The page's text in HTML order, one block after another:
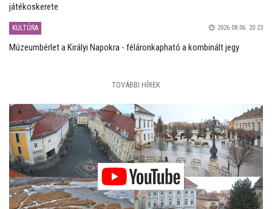
játékoskerete
KULTÚRA 2026.08.06. 20:23
Múzeumbérlet a Királyi Napokra - féláronkapható a kombinált jegy
TOVÁBBI HÍREK